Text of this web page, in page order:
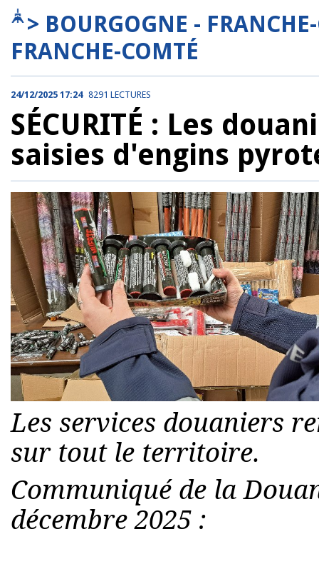
> BOURGOGNE -
FRANCHE-COMTÉ
24/12/2025 17:24 8291 LECTURES
SÉCURITÉ : Les
saisies d'engins
Les services douaniers
sur tout le territoire.
Communiqué de la
décembre 2025 :